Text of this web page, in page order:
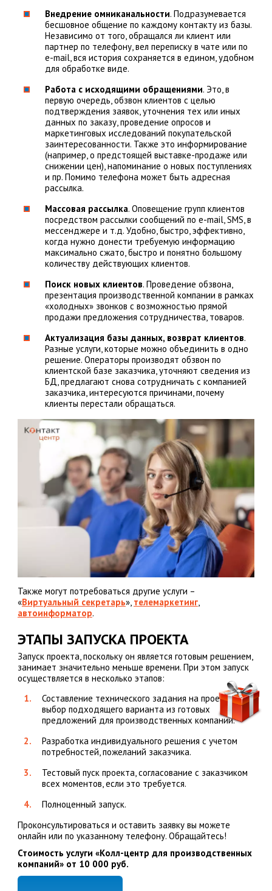
Внедрение омниканальности. Подразумевается
бесшовное общение по каждому контакту из базы.
Независимо от того, обращался ли клиент или
партнер по телефону, вел переписку в чате или по
e-mail, вся история сохраняется в едином, удобном
для обработке виде.
Работа с исходящими обращениями. Это, в
первую очередь, обзвон клиентов с целью
подтверждения заявок, уточнения тех или иных
данных по заказу, проведение опросов и
маркетинговых исследований покупательской
заинтересованности. Также это информирование
(например, о предстоящей выставке-продаже или
снижении цен), напоминание о новых поступлениях
и пр. Помимо телефона может быть адресная
рассылка.
Массовая рассылка. Оповещение групп клиентов
посредством рассылки сообщений по e-mail, SMS, в
мессенджере и т.д. Удобно, быстро, эффективно,
когда нужно донести требуемую информацию
максимально сжато, быстро и понятно большому
количеству действующих клиентов.
Поиск новых клиентов. Проведение обзвона,
презентация производственной компании в рамках
«холодных» звонков с возможностью прямой
продажи предложения сотрудничества, товаров.
Актуализация базы данных, возврат клиентов.
Разные услуги, которые можно объединить в одно
решение. Операторы производят обзвон по
клиентской базе заказчика, уточняют сведения из
БД, предлагают снова сотрудничать с компанией
заказчика, интересуются причинами, почему
клиенты перестали обращаться.
Также могут потребоваться другие услуги –
«Виртуальный секретарь», телемаркетинг,
автоинформатор.
ЭТАПЫ ЗАПУСКА ПРОЕКТА
Запуск проекта, поскольку он является готовым решением,
занимает значительно меньше времени. При этом запуск
осуществляется в несколько этапов:
Составление технического задания на проект,
выбор подходящего варианта из готовых
предложений для производственных компаний.
Разработка индивидуального решения с учетом
потребностей, пожеланий заказчика.
Тестовый пуск проекта, согласование с заказчиком
всех моментов, если это требуется.
Полноценный запуск.
Проконсультироваться и оставить заявку вы можете
онлайн или по указанному телефону. Обращайтесь!
Стоимость услуги «Колл-центр для производственных
компаний» от 10 000 руб.